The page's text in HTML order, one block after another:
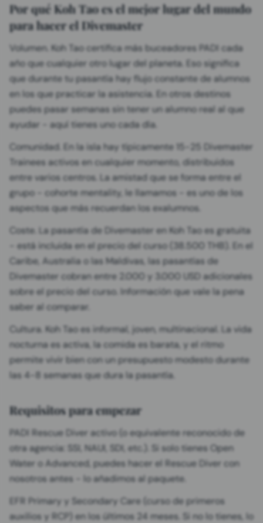
Por qué Koh Tao es el mejor lugar del mundo
para hacer el Divemaster
Volumen. Koh Tao certifica más buceadores PADI cada
año que cualquier otro lugar del planeta. Eso significa
que durante tu pasantía hay flujo constante de alumnos
en los que practicar la asistencia. En otros destinos
puedes pasar semanas sin tener un alumno real al que
ayudar - aquí tienes uno cada día.
Comunidad. En la isla hay típicamente 15-25 Divemaster
Trainees activos en cualquier momento, distribuidos
entre varios centros. La amistad que se forma entre el
grupo - cohorte mentality, le llamamos - es uno de los
aspectos que más recuerdan los exalumnos.
Coste. La pasantía de Divemaster en Koh Tao es gratuita
- está incluida en el precio del curso (38.500 THB). En el
Caribe, Australia o las Maldivas, las pasantías de
Divemaster cobran entre 2.000 y 3.000 USD adicionales
sobre el precio del curso. Información que vale la pena
saber al comparar.
Cultura. Koh Tao es informal, joven, multinacional. La vida
nocturna es activa, la comida es barata, y el ritmo
permite vivir bien con un presupuesto modesto durante
las 4-8 semanas que dura la pasantía.
Requisitos para empezar
PADI Rescue Diver activo (o equivalente reconocido de
otra agencia: SSI, NAUI, SDI, etc.). Si solo tienes Open
Water o Advanced, puedes hacer el Rescue Diver con
nosotros antes - lo añadimos al paquete.
EFR Primary y Secondary Care (curso de primeros
auxilios y RCP) en los últimos 24 meses. Si no lo tienes, lo